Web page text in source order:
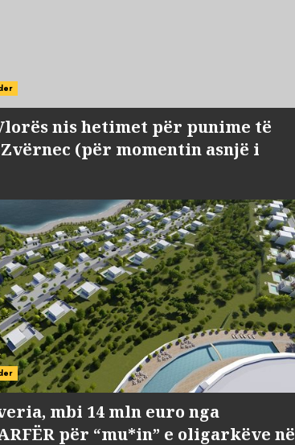
nis hetimet për punime të
(për momentin asnjë i
mbi 14 mln euro nga
për “mu*in” e oligarkëve në